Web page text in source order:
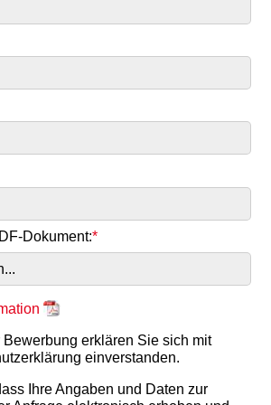
Dokument:
Bewerbung erklären Sie sich mit
einverstanden.
Ihre Angaben und Daten zur